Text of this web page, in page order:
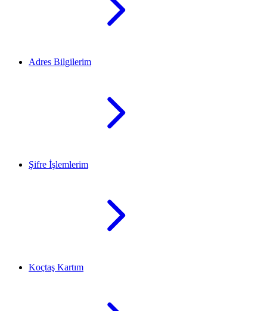
Adres Bilgilerim
Şifre İşlemlerim
Koçtaş Kartım